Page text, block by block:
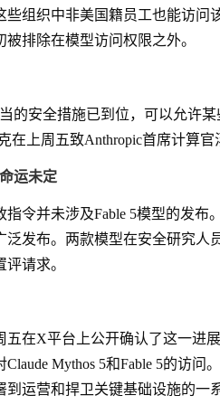
些组织中非美国籍员工也能访问
被排除在模型访问权限之外。
的安全措施已到位，可以允许
在上周五致Anthropic首席计算
运未定
指令并未涉及Fable 5模型的发
泛发布。两款模型在安全研究人
请求。
五在X平台上公开确认了这一进
Claude Mythos 5和Fable 5的访
到运营和捍卫关键基础设施的一